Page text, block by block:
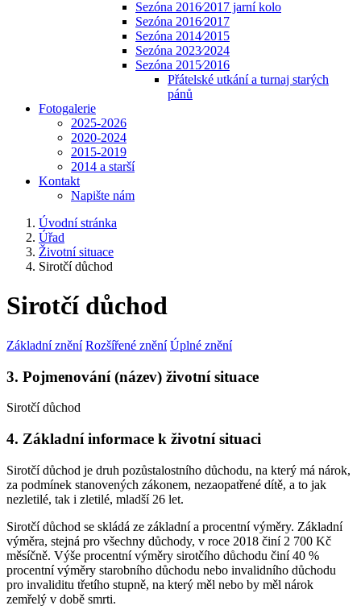
Sezóna 2016⁄2017 jarní kolo
Sezóna 2016⁄2017
Sezóna 2014⁄2015
Sezóna 2023⁄2024
Sezóna 2015⁄2016
Přátelské utkání a turnaj starých
pánů
Fotogalerie
2025-2026
2020-2024
2015-2019
2014 a starší
Kontakt
Napište nám
Úvodní stránka
Úřad
Životní situace
Sirotčí důchod
Sirotčí důchod
Základní znění Rozšířené znění Úplné znění
3. Pojmenování (název) životní situace
Sirotčí důchod
4. Základní informace k životní situaci
Sirotčí důchod je druh pozůstalostního důchodu, na který má nárok,
za podmínek stanovených zákonem, nezaopatřené dítě, a to jak
nezletilé, tak i zletilé, mladší 26 let.
Sirotčí důchod se skládá ze základní a procentní výměry. Základní
výměra, stejná pro všechny důchody, v roce 2018 činí 2 700 Kč
měsíčně. Výše procentní výměry sirotčího důchodu činí 40 %
procentní výměry starobního důchodu nebo invalidního důchodu
pro invaliditu třetího stupně, na který měl nebo by měl nárok
zemřelý v době smrti.